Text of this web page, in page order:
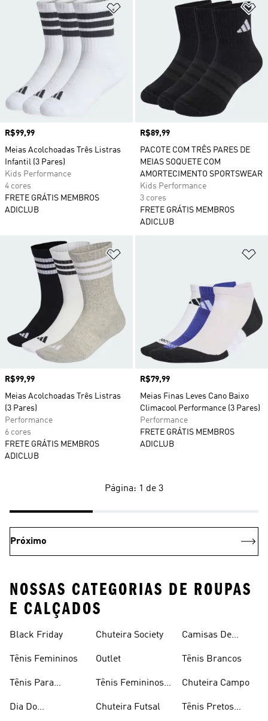
Adicionar à Lista de Desejos
Preço
R$99,99
Meias Acolchoadas Três Listras
Infantil (3 Pares)
Kids Performance
4 cores
FRETE GRÁTIS MEMBROS
ADICLUB
Preço
R$89,99
PACOTE COM TRÊS PARES DE
MEIAS SOQUETE COM
AMORTECIMENTO SPORTSWEAR
Kids Performance
3 cores
FRETE GRÁTIS MEMBROS
ADICLUB
Preço
R$99,99
Meias Acolchoadas Três Listras
(3 Pares)
Performance
6 cores
FRETE GRÁTIS MEMBROS
ADICLUB
Preço
R$79,99
Meias Finas Leves Cano Baixo
Climacool Performance (3 Pares)
Performance
FRETE GRÁTIS MEMBROS
ADICLUB
Página: 1 de 3
Próximo
NOSSAS CATEGORIAS DE ROUPAS
E CALÇADOS
Black Friday
Tênis Femininos
Tênis Para
Dia Do
Chuteira Society
Outlet
Tênis Femininos
Chuteira Futsal
Camisas De
Tênis Brancos
Chuteira Campo
Tênis Pretos